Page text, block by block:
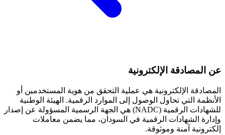
المصادقة الإلكترونية
الإلكترونية هي عملية التحقق من هوية المستخدمين أو
التي تحاول الوصول إلى الموارد الرقمية. الهيئة الوطنية
للشهادات الرقمية (NADC) هي الجهة الرسمية المسؤولة عن إصدار
الشهادات الرقمية في السودان، مما يضمن معاملات
آمنة وموثوقة.